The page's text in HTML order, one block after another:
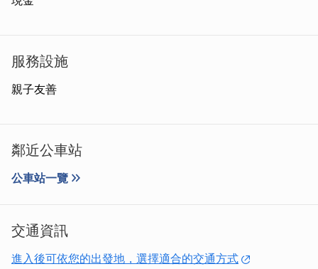
精心控溫的好手藝，現烤出爐的雞蛋糕實在太香啦！懂吃的
你肯定一眼就看到那整片薄脆的餅皮，酥酥焦香讓人一口接
一口。老闆特調麵糊帶有新鮮的「檸檬清香」，烤過之後恰
服務設施
親子友善
鄰近公車站
公車站一覽
交通資訊
進入後可依您的出發地，選擇適合的交通方式